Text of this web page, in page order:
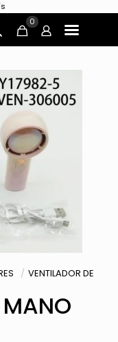
0
/ VENTILADOR DE
MANO